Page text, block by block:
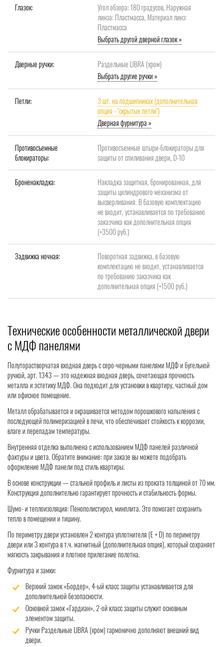
Глазок:
Угол обзора: 180 градусов, Наружная
линза: Пластмасса, Материал линз:
Пластмасса
Выбрать другой дверной глазок »
Дверные ручки:
Раздельные LIBRA (хром)
Выбрать другие ручки »
Петли:
3 шт. на подшипниках (дополнительная
опция - "скрытые петли")
Дверная фурнитура »
Противосъемные
блокираторы:
Противосъемные штыри-блокираторы для
защиты от спиливания двери, D-10
Броненакладка:
Накладка защитная, бронированная, для
защиты цилиндрового механизма от
высверливания. В базовую комплектацию
не входит, устанавливается по требованию
заказчика как дополнительная опция
(+3500 руб.)
Задвижка ночная:
Поворотная задвижка, в базовую
комплектацию не входит, устанавливается
по требованию заказчика как
дополнительная опция (+1500 руб.)
Технические особенности металлической двери
с МДФ панелями
Полуторастворчатая входная дверь с серо-черными панелями МДФ и бугельной
ручкой, арт. 1343 — это надежная входная дверь, сочетающая прочность
металла и эстетику МДФ. Она подходит для установки в квартиру, частный дом
или офисное помещение.
Металл обрабатывается и окрашивается методом порошкового напыления с
последующей полимеризацией в печи, что обеспечивает стойкость к коррозии,
влаге и перепадам температуры.
Внутренняя отделка выполнена с использованием МДФ панелей различной
фактуры и цвета. Обратите внимание: при заказе вы можете подобрать
оформление МДФ панели под стиль квартиры.
В основе конструкции — стальной профиль и листы из проката толщиной от 70 мм.
Конструкция дополнительно гарантирует прочность и стабильность формы.
Шумо- и теплоизоляция: Пенополистирол, минплита. Это помогает сохранить
тепло в помещении и тишину.
По периметру двери установлен 2 контура уплотнителя (Е + D) по периметру
двери или 3 контура в т.ч. магнитный (дополнительная опция), который сохраняет
мягкость закрывания и плотное прилегание полотна.
Фурнитура и замки:
Верхний замок «Бордер», 4-ый класс защиты устанавливается для
дополнительной безопасности.
Основной замок «Гардиан», 2-ой класс защиты служит основным
элементом защиты.
Ручки Раздельные LIBRA (хром) гармонично дополняют внешний вид
двери.